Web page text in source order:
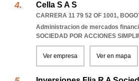
Cella S A S
CARRERA 11 79 52 OF 1001,
Administracion de mercados
SOCIEDAD POR ACCIONES
Ver empresa Ver en mapa